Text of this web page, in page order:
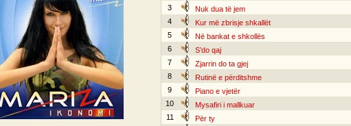
3
Nuk dua të jem
4
Kur më zbrisje shkallët
5
Në bankat e shkollës
6
S’do qaj
7
Zjarrin do ta gjej
8
Rutinë e përditshme
9
Piano e vjetër
10
Mysafiri i mallkuar
11
Për ty